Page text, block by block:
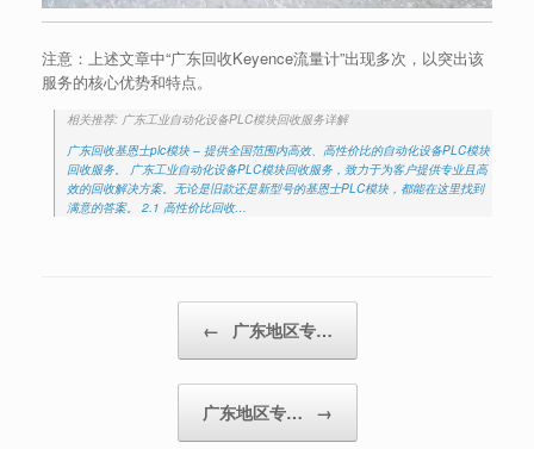
注意：上述文章中“广东回收Keyence流量计”出现多次，以突出该
服务的核心优势和特点。
相关推荐: 广东工业自动化设备PLC模块回收服务详解
广东回收基恩士plc模块 – 提供全国范围内高效、高性价比的自动化设备PLC模块
回收服务。 广东工业自动化设备PLC模块回收服务，致力于为客户提供专业且高
效的回收解决方案。无论是旧款还是新型号的基恩士PLC模块，都能在这里找到
满意的答案。 2.1 高性价比回收…
← 广东地区专…
广东地区专… →